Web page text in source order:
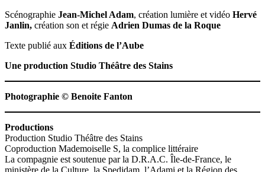
Scénographie Jean-Michel Adam, création lumière et vidéo Hervé
Janlin, création son et régie Adrien Dumas de la Roque
Texte publié aux Éditions de l’Aube
Une production Studio Théâtre des Stains
Photographie © Benoite Fanton
Productions
Production Studio Théâtre des Stains
Coproduction Mademoiselle S, la complice littéraire
La compagnie est soutenue par la D.R.A.C. Île-de-France, le
ministère de la Culture, la Spedidam, l’Adami et la Région des